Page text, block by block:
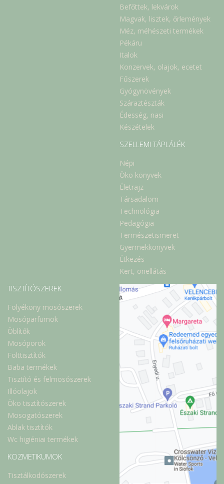
Befőttek, lekvárok
Magvak, lisztek, őrlemények
Méz, méhészeti termékek
Pékáru
Italok
Konzervek, olajok, ecetet
Fűszerek
Gyógynövények
Száraztészták
Édesség, nasi
Készételek
SZELLEMI TÁPLÁLÉK
Népi
Öko könyvek
Életrajz
Társadalom
Technológia
Pedagógia
Természetismeret
Gyermekkönyvek
Étkezés
Kert, önellátás
TISZTÍTÓSZEREK
Folyékony mosószerek
Mosóparfümök
Öblítők
Mosóporok
Folttisztítók
Baba termékek
Tisztító és felmosószerek
Illóolajok
Öko tisztítószerek
Mosogatószerek
Ablak tisztítók
Wc higiéniai termékek
KOZMETIKUMOK
Tisztálkodószerek